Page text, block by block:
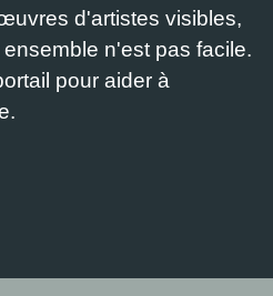
d'artistes visibles,
n'est pas facile.
pour aider à